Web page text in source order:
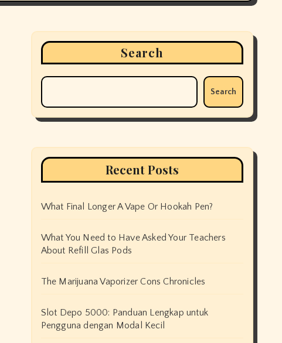
Search
Search
Recent Posts
What Final Longer A Vape Or Hookah Pen?
What You Need to Have Asked Your Teachers
About Refill Glas Pods
The Marijuana Vaporizer Cons Chronicles
Slot Depo 5000: Panduan Lengkap untuk
Pengguna dengan Modal Kecil